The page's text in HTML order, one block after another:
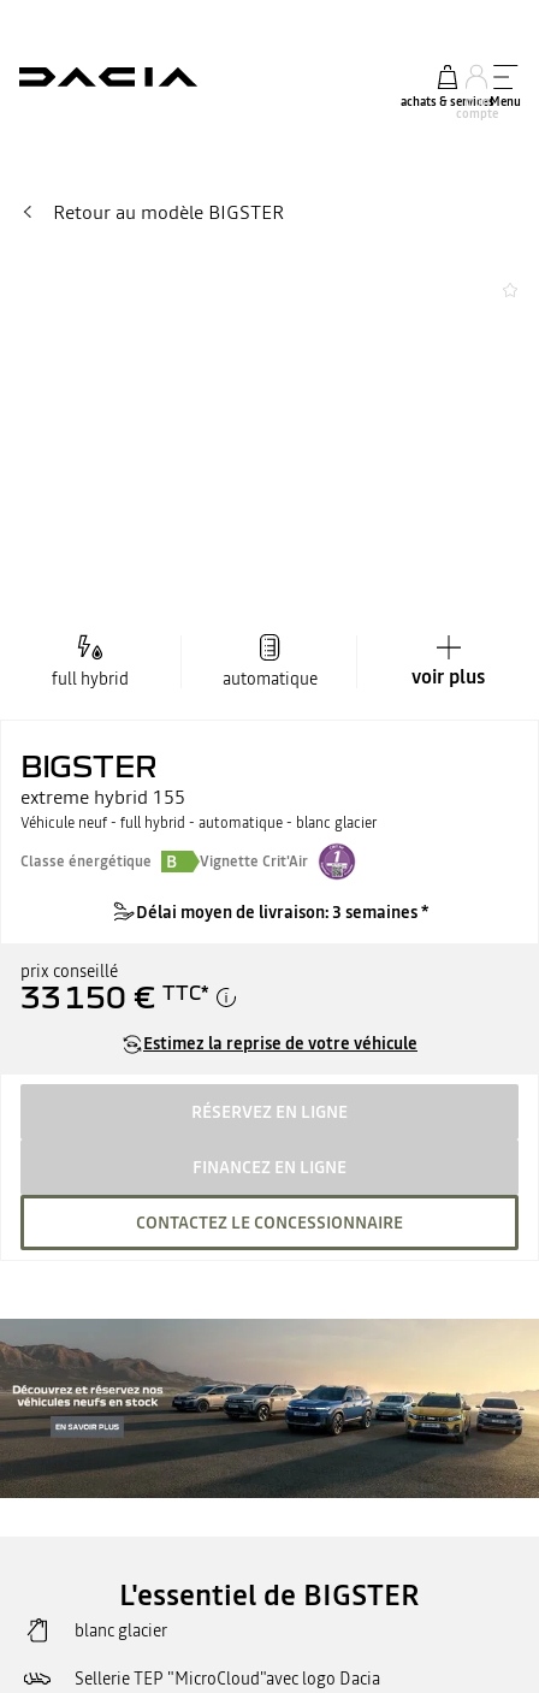
achats & services
mon
compte
Menu
Retour au modèle BIGSTER
full hybrid automatique voir plus
BIGSTER
extreme hybrid 155
Véhicule neuf - full hybrid - automatique - blanc glacier
Classe énergétique
B Vignette Crit'Air
Délai moyen de livraison: 3 semaines *
prix conseillé
33 150 € TTC*
Estimez la reprise de votre véhicule
RÉSERVEZ EN LIGNE
FINANCEZ EN LIGNE
CONTACTEZ LE CONCESSIONNAIRE
L'essentiel de BIGSTER
blanc glacier
Sellerie TEP "MicroCloud"avec logo Dacia